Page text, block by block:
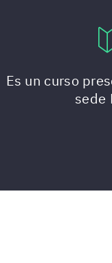
Es un curso
sede